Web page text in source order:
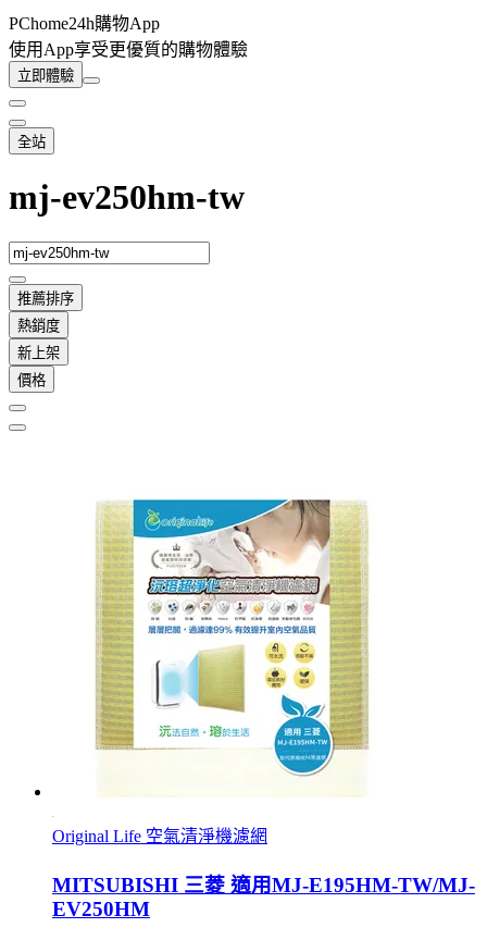
PChome24h購物App
使用App享受更優質的購物體驗
立即體驗
全站
mj-ev250hm-tw
推薦排序
熱銷度
新上架
價格
Original Life 空氣清淨機濾網
MITSUBISHI 三菱 適用MJ-E195HM-TW/MJ-
EV250HM